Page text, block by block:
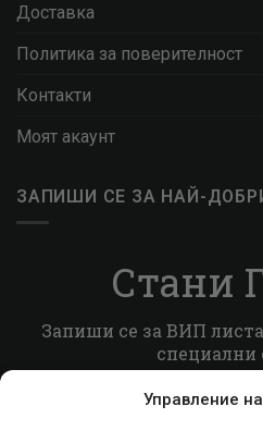
Управление
Доставка
Политика за поверителност
Контакти
Моят акаунт
ЗАПИШИ СЕ ЗА НАЙ-
Стани
Запиши се за ВИП
специални